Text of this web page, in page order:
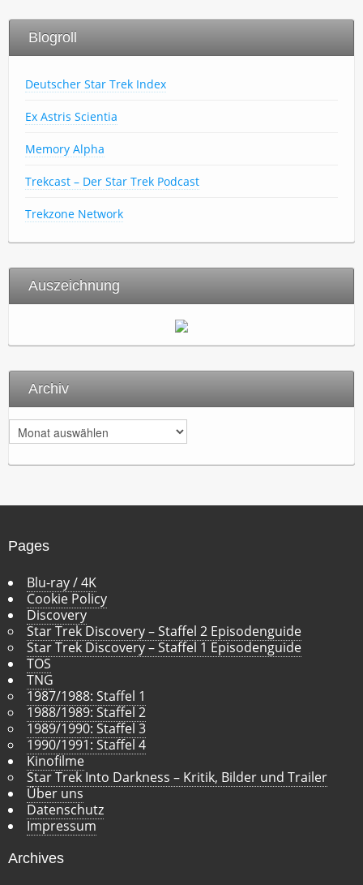
Blogroll
Deutscher Star Trek Index
Ex Astris Scientia
Memory Alpha
Trekcast – Der Star Trek Podcast
Trekzone Network
Auszeichnung
Archiv
r
v
Pages
Blu-ray / 4K
Cookie Policy
Discovery
Star Trek Discovery – Staffel 2 Episodenguide
Star Trek Discovery – Staffel 1 Episodenguide
TOS
TNG
1987/1988: Staffel 1
1988/1989: Staffel 2
1989/1990: Staffel 3
1990/1991: Staffel 4
Kinofilme
Star Trek Into Darkness – Kritik, Bilder und Trailer
Über uns
Datenschutz
Impressum
Archives